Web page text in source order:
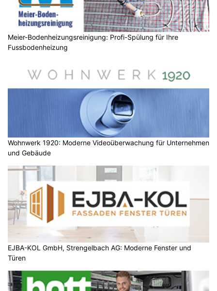
Meier-Bodenheizungsreinigung: Profi-Spülung für Ihre
Fussbodenheizung
Wohnwerk 1920: Moderne Videoüberwachung für Unternehmen
und Gebäude
EJBA-KOL GmbH, Strengelbach AG: Moderne Fenster und
Türen